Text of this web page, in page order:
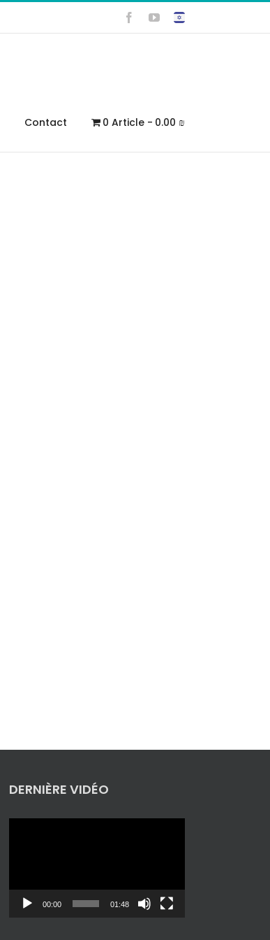
FacebookYouTube
Contact 0 Article 0.00 ₪
DERNIÈRE VIDÉO
00:00 01:48